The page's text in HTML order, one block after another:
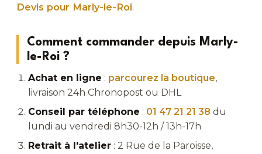
Devis pour Marly-le-Roi.
Comment commander depuis Marly-
le-Roi ?
Achat en ligne : parcourez la boutique,
livraison 24h Chronopost ou DHL
Conseil par téléphone : 01 47 21 21 38 du
lundi au vendredi 8h30-12h / 13h-17h
Retrait à l'atelier : 2 Rue de la Paroisse,